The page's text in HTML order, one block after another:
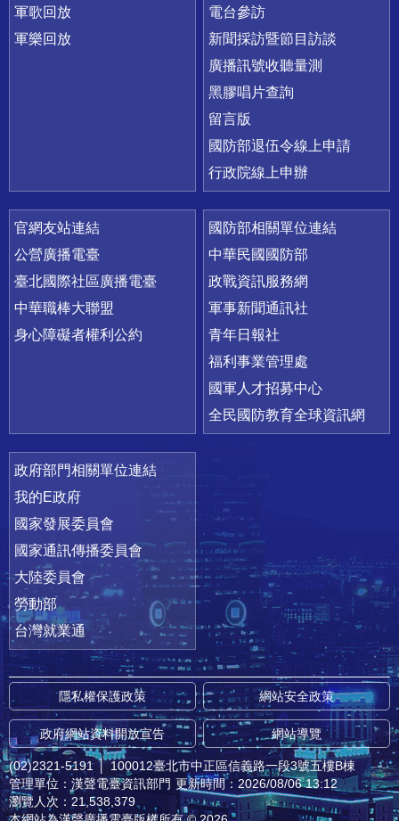
軍歌回放
軍樂回放
電台參訪
新聞採訪暨節目訪談
廣播訊號收聽量測
黑膠唱片查詢
留言版
國防部退伍令線上申請
行政院線上申辦
官網友站連結
公營廣播電臺
臺北國際社區廣播電臺
中華職棒大聯盟
身心障礙者權利公約
國防部相關單位連結
中華民國國防部
政戰資訊服務網
軍事新聞通訊社
青年日報社
福利事業管理處
國軍人才招募中心
全民國防教育全球資訊網
政府部門相關單位連結
我的E政府
國家發展委員會
國家通訊傳播委員會
大陸委員會
勞動部
台灣就業通
隱私權保護政策 網站安全政策
政府網站資料開放宣告 網站導覽
(02)2321-5191 │ 100012臺北市中正區信義路一段3號五樓B棟
管理單位：漢聲電臺資訊部門 更新時間：2026/08/06 13:12
瀏覽人次：21,538,379